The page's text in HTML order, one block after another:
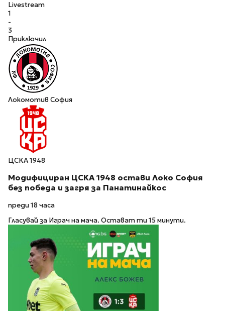
Livestream
1
-
3
Приключил
Локомотив София
ЦСКА 1948
Модифициран ЦСКА 1948 остави Локо София
без победа и загря за Панатинайкос
преди 18 часа
Гласувай за Играч на мача. Остават ти 15 минути.